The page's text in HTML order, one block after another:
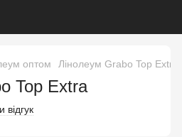
оптом Лінолеум Grabo Top Extra
Top Extra
відгук